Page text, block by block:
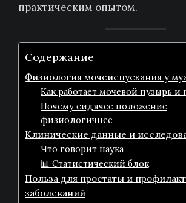
практическим опытом.
Содержание
Физиология мочеиспускания у
Как работает мочевой пузырь и
Почему сидячее положение
физиологичнее
Клинические данные и
Что говорит наука
📊 Статистический блок
Польза для простаты и
заболеваний